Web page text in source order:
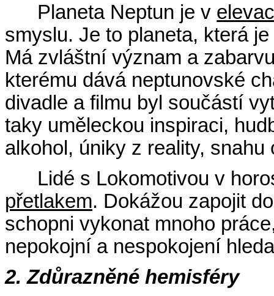
Planeta Neptun je v
smyslu. Je to planeta, která
Má zvláštní význam a
kterému dává neptunovské
divadle a filmu byl součástí
taky uměleckou inspiraci,
alkohol, úniky z reality,
Lidé s Lokomotivou v
přetlakem. Dokážou zapojit
schopni vykonat mnoho
nepokojní a nespokojení
2. Zdůrazněné hemisféry